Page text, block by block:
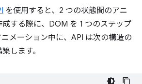
を使用すると、2 つの状態間のアニ
する際に、DOM を 1 つのステップ
メーション中に、API は次の構造の
します。